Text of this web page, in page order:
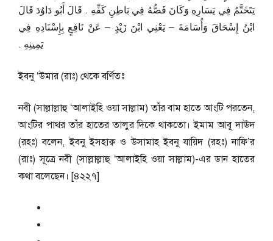
يَتَخَتَّمُ فِي يَسَارِهِ وَكَانَ فَصُّهُ فِي بَاطِنِ كَفِّهِ ‏.‏ قَالَ أَبُو دَاوُدَ قَالَ
ابْنُ إِسْحَاقَ وَأُسَامَةَ – يَعْنِي ابْنَ زَيْدٍ – عَنْ نَافِعٍ بِإِسْنَادِهِ فِي
يَمِينِهِ ‏.‏
ইবনু ‘উমার (রাঃ) থেকে বর্ণিতঃ
নবী (সাল্লাল্লাহু ‘আলাইহি ওয়া সাল্লাম) তাঁর বাম হাতে আংটি পরতেন,
আংটির পাথর তাঁর হাতের তালুর দিকে থাকতো। ইমাম আবূ দাঊদ
(রহঃ) বলেন, ইবনু ইসহাক্ব ও উসামাহ ইবনু যায়িদ (রহঃ) নাফি’র
(রাঃ) সূত্রে নবী (সাল্লাল্লাহু ‘আলাইহি ওয়া সাল্লাম)-এর ডান হাতের
কথা বলেছেন। [৪২২৭]